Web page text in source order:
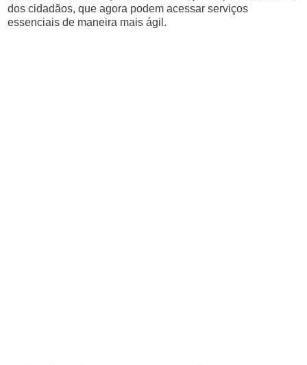
dos cidadãos, que agora podem acessar serviços
essenciais de maneira mais ágil.